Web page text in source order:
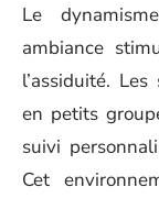
Le
ambiance
l’assiduité.
en petits
suivi
Cet